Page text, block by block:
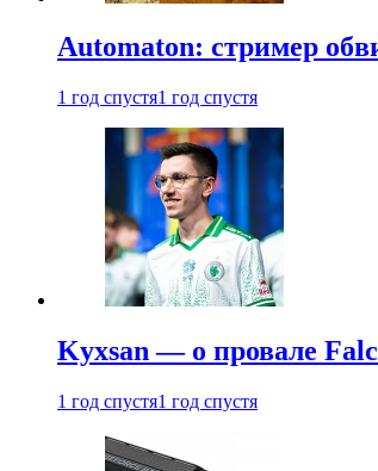
Automaton: стример
1 год спустя1 год спустя
Kyxsan — о провале
1 год спустя1 год спустя